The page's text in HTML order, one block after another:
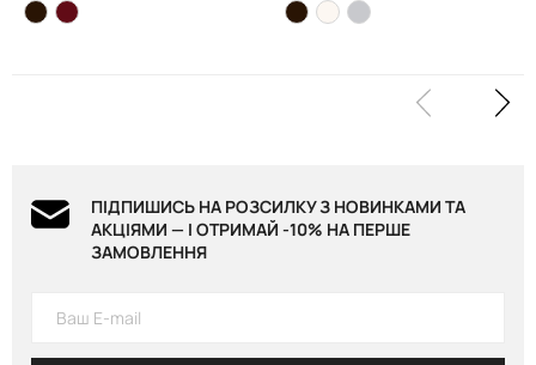
ПІДПИШИСЬ НА РОЗСИЛКУ З НОВИНКАМИ ТА
АКЦІЯМИ — І ОТРИМАЙ -10% НА ПЕРШЕ
ЗАМОВЛЕННЯ